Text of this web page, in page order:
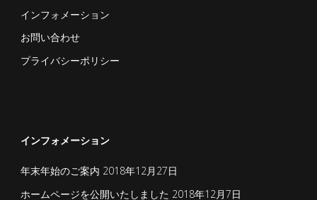
インフォメーション
お問い合わせ
プライバシーポリシー
インフォメーション
年末年始のご案内 2018年12月27日
ホームページを公開いたしました 2018年12月7日